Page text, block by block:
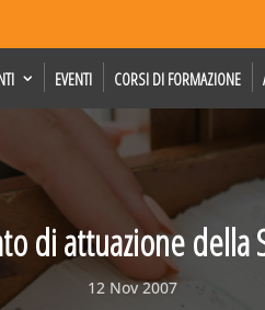
EVENTI CORSI DI FORMAZIONE
di attuazione della
12 Nov 2007